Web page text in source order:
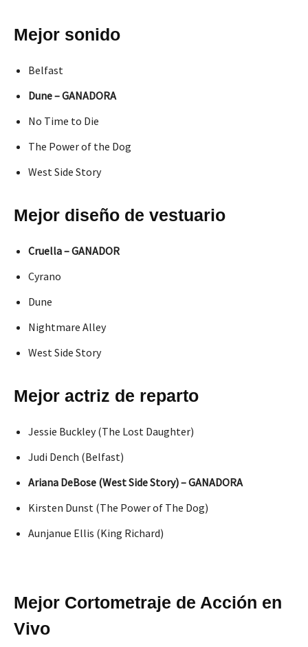
Mejor sonido
Belfast
Dune – GANADORA
No Time to Die
The Power of the Dog
West Side Story
Mejor diseño de vestuario
Cruella – GANADOR
Cyrano
Dune
Nightmare Alley
West Side Story
Mejor actriz de reparto
Jessie Buckley (The Lost Daughter)
Judi Dench (Belfast)
Ariana DeBose (West Side Story) – GANADORA
Kirsten Dunst (The Power of The Dog)
Aunjanue Ellis (King Richard)
Mejor Cortometraje de Acción en
Vivo